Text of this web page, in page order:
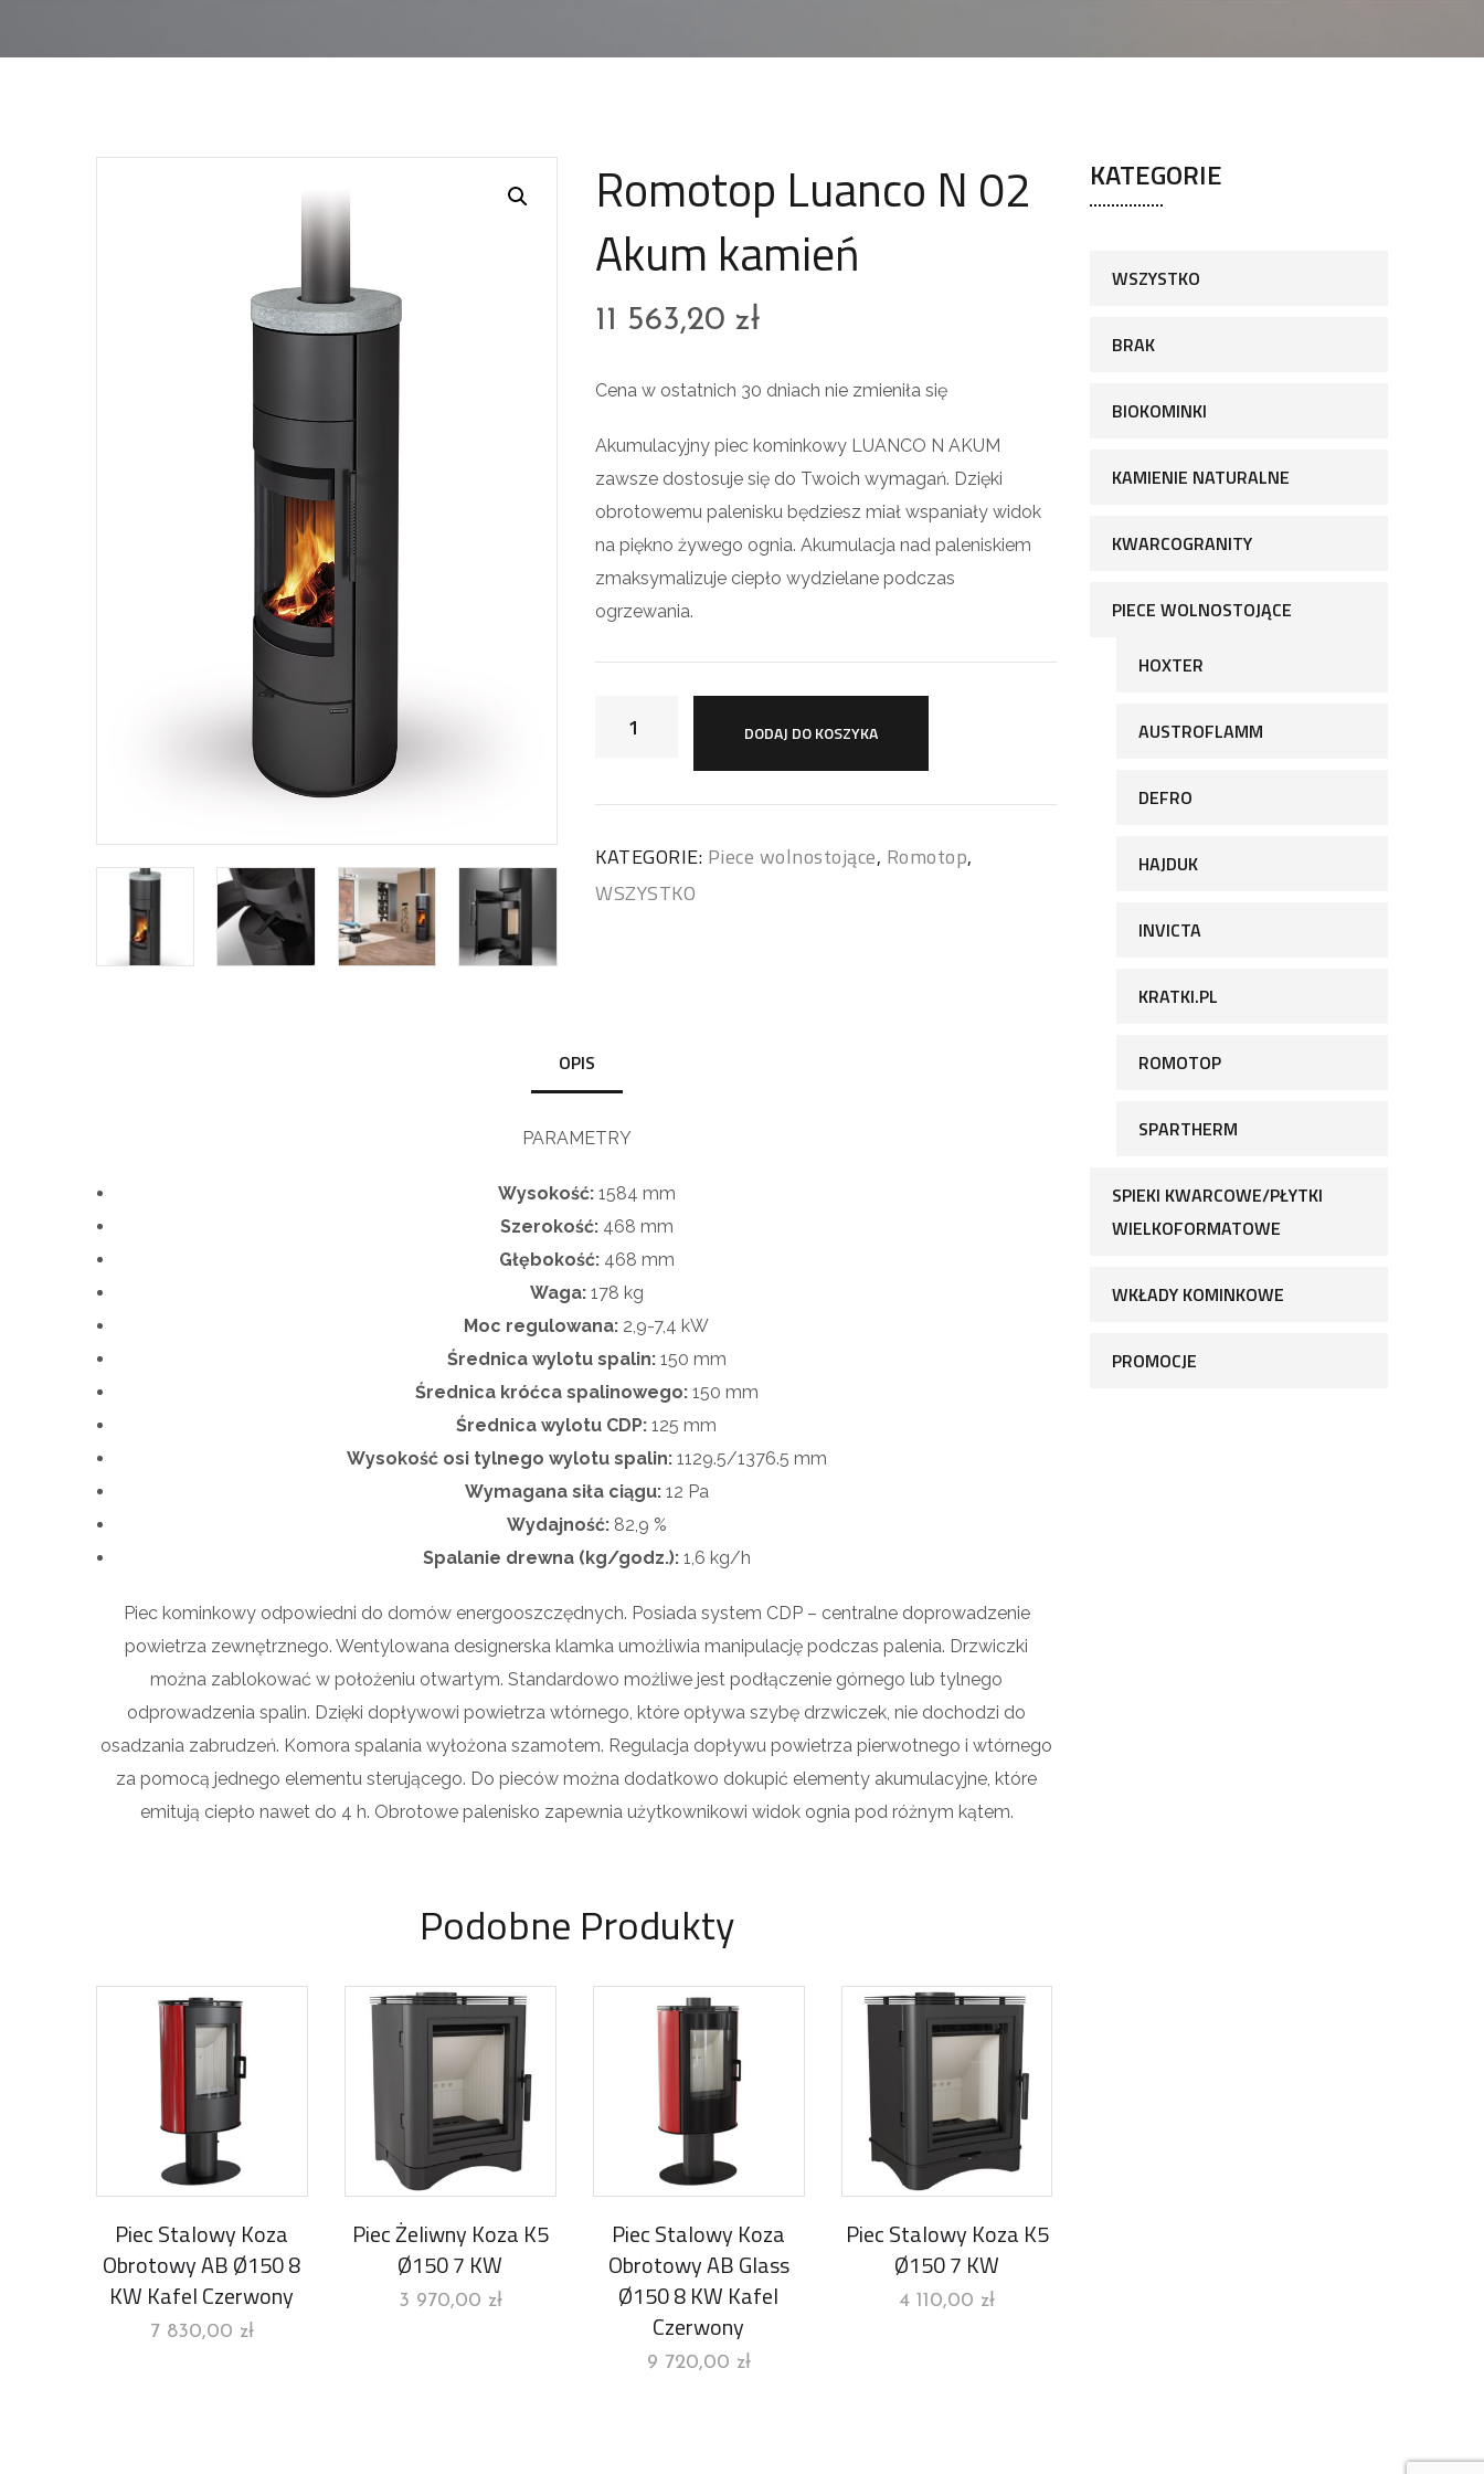
Romotop Luanco N 02
Akum kamień
11 563,20zł
Cena w ostatnich 30 dniach nie zmieniła się
Akumulacyjny piec kominkowy LUANCO N AKUM
zawsze dostosuje się do Twoich wymagań. Dzięki
obrotowemu palenisku będziesz miał wspaniały widok
na piękno żywego ognia. Akumulacja nad paleniskiem
zmaksymalizuje ciepło wydzielane podczas
ogrzewania.
DODAJ DO KOSZYKA
KATEGORIE: Piece wolnostojące, Romotop,
WSZYSTKO
OPIS
PARAMETRY
Wysokość:1584 mm
Szerokość:468 mm
Głębokość: 468 mm
Waga:178 kg
Moc regulowana: 2,9-7,4 kW
Średnica wylotu spalin: 150 mm
Średnica króćca spalinowego:150 mm
Średnica wylotu CDP: 125 mm
Wysokość osi tylnego wylotu spalin:1129.5/1376.5 mm
Wymagana siła ciągu: 12 Pa
Wydajność: 82,9 %
Spalanie drewna (kg/godz.):1,6 kg/h
Piec kominkowy odpowiedni do domów energooszczędnych. Posiada system CDP – centralne doprowadzenie
powietrza zewnętrznego. Wentylowana designerska klamka umożliwia manipulację podczas palenia. Drzwiczki
można zablokować w położeniu otwartym. Standardowo możliwe jest podłączenie górnego lub tylnego
odprowadzenia spalin. Dzięki dopływowi powietrza wtórnego, które opływa szybę drzwiczek, nie dochodzi do
osadzania zabrudzeń. Komora spalania wyłożona szamotem. Regulacja dopływu powietrza pierwotnego i wtórnego
za pomocą jednego elementu sterującego. Do pieców można dodatkowo dokupić elementy akumulacyjne , które
emitują ciepło nawet do 4 h. Obrotowe palenisko zapewnia użytkownikowi widok ognia pod różnym kątem.
Podobne Produkty
Piec Stalowy Koza
Obrotowy AB Ø150 8
KW Kafel Czerwony
7 830,00 zł
Piec Żeliwny Koza K5
Ø150 7 KW
3 970,00 zł
Piec Stalowy Koza
Obrotowy AB Glass
Ø150 8 KW Kafel
Czerwony
9 720,00 zł
Piec Stalowy Koza K5
Ø150 7 KW
4 110,00 zł
KATEGORIE
WSZYSTKO
BRAK
BIOKOMINKI
KAMIENIE NATURALNE
KWARCOGRANITY
PIECE WOLNOSTOJĄCE
HOXTER
AUSTROFLAMM
DEFRO
HAJDUK
INVICTA
KRATKI.PL
ROMOTOP
SPARTHERM
SPIEKI KWARCOWE/PŁYTKI
WIELKOFORMATOWE
WKŁADY KOMINKOWE
PROMOCJE